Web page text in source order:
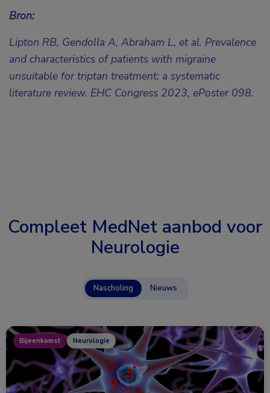
Bron:
Lipton RB, Gendolla A, Abraham L, et al. Prevalence
and characteristics of patients with migraine
unsuitable for triptan treatment: a systematic
literature review. EHC Congress 2023, ePoster 098.
Compleet MedNet aanbod voor
Neurologie
Nascholing Nieuws
Bijeenkomst Neurologie